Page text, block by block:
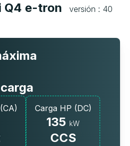
Q4 e-tron
versión : 40
Carga HP (DC)
135 kW
CCS